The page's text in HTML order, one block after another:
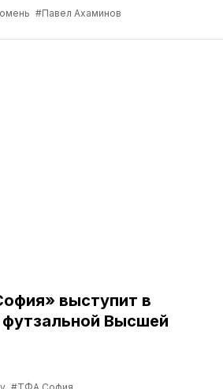
#Павел Ахаминов
выступит в
Высшей